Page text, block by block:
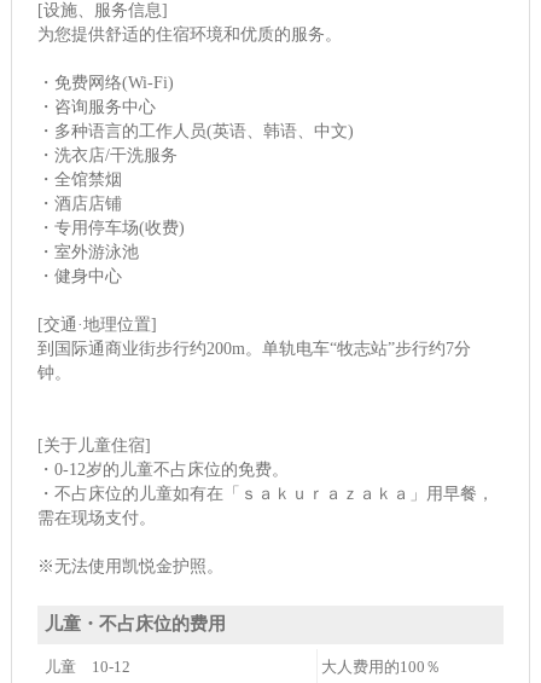
[设施、服务信息]
为您提供舒适的住宿环境和优质的服务。
・免费网络(Wi-Fi)
・咨询服务中心
・多种语言的工作人员(英语、韩语、中文)
・洗衣店/干洗服务
・全馆禁烟
・酒店店铺
・专用停车场(收费)
・室外游泳池
・健身中心
[交通·地理位置]
到国际通商业街步行约200m。单轨电车“牧志站”步行约7分
钟。
[关于儿童住宿]
・0-12岁的儿童不占床位的免费。
・不占床位的儿童如有在「ｓａｋｕｒａｚａｋａ」用早餐，
需在现场支付。
※无法使用凯悦金护照。
儿童・不占床位的费用
儿童 10-12 大人费用的100％